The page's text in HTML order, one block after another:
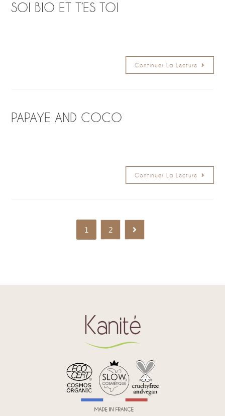
SOI BIO ET T’ES TOI
Continuer La Lecture
PAPAYE AND COCO
Continuer La Lecture
1 2